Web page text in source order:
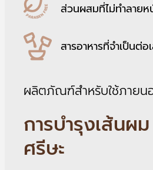
ส่วนผสมที่ไม่ทำลายห
สารอาหารที่จำเป็นต่อ
ผลิตภัณฑ์สำหรับใช้ภายน
การบำรุงเส้นผ
ศรีษะ